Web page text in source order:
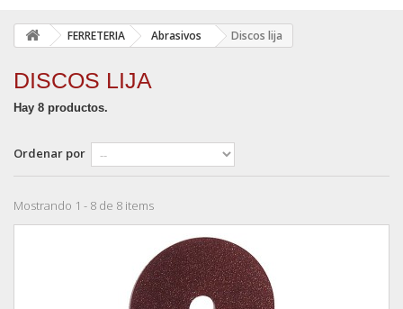
FERRETERIA Abrasivos Discos lija
DISCOS LIJA
Hay 8 productos.
Ordenar por
Mostrando 1 - 8 de 8 items